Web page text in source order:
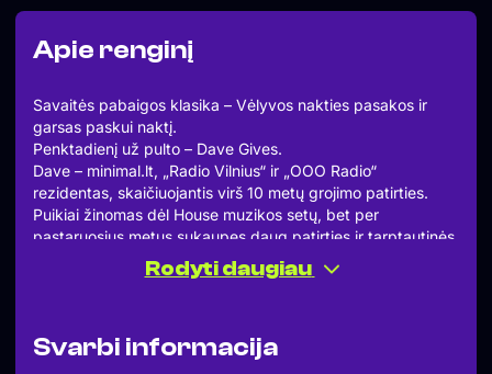
Apie renginį
Savaitės pabaigos klasika – Vėlyvos nakties pasakos ir
garsas paskui naktį.
Penktadienį už pulto – Dave Gives.
Dave – minimal.lt, „Radio Vilnius“ ir „OOO Radio“
rezidentas, skaičiuojantis virš 10 metų grojimo patirties.
Puikiai žinomas dėl House muzikos setų, bet per
pastaruosius metus sukaupęs daug patirties ir tarptautinės
muzikos festivaliuose. 1/2 „Cool Air“ dueto kuruojančio
ambient muzikos radijo laidas „Radio Vilnius“.
Susipažinki akimis: https://www.instagram.com/davegivess
Rodyti daugiau
Svarbi informacija